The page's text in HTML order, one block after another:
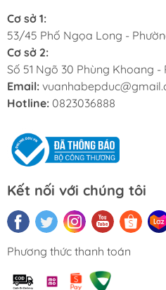
Cơ sở 1:
53/45 Phố Ngọa Long -
Cơ sở 2:
Số 51 Ngõ 30 Phùng Khoang
Email:
Hotline: 0823036888
Kết nối với chúng tôi
Phương thức thanh toán